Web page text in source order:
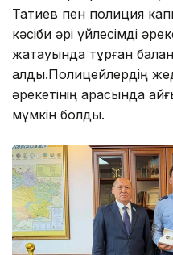
Татиев пен полиция
кәсіби әрі үйлесімді
жақтауында тұрған
қалды.Полицейлердің
әрекетінің арқасында
мүмкін болды.